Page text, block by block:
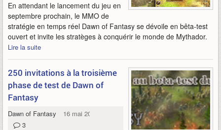
En attendant le lancement du jeu en
septembre prochain, le MMO de
stratégie en temps réel Dawn of Fantasy se dévoile en bêta-test
ouvert et invite les stratèges à conquérir le monde de Mythador.
Lire la suite
250 invitations à la troisième
phase de test de Dawn of
Fantasy
Dawn of Fantasy
16 mai 2011
3